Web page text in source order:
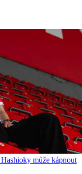
může kápnout